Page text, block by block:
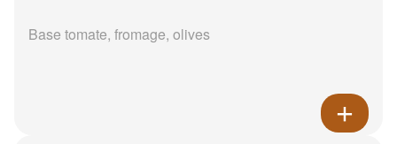
Base tomate, fromage, olives